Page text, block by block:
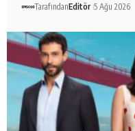
TarafındanEditör 5 Ağu 2026